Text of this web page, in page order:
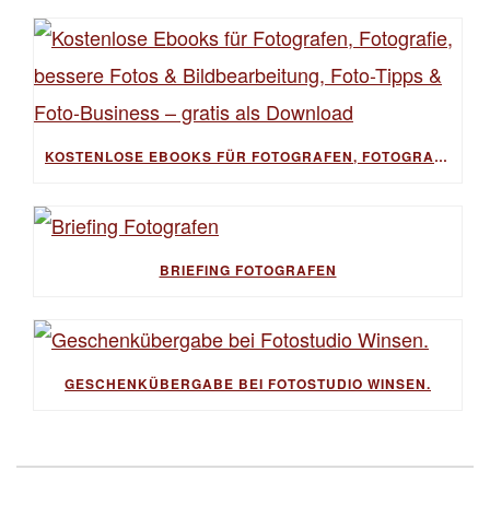
KOSTENLOSE EBOOKS FÜR FOTOGRAFEN, FOTOGRAFIE, BESSERE FOTOS & BILDBEARBEITUNG, FOTO-TIPPS & FOTO-BUSINESS – GRATIS ALS DOWNLOAD
BRIEFING FOTOGRAFEN
GESCHENKÜBERGABE BEI FOTOSTUDIO WINSEN.